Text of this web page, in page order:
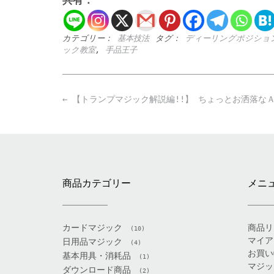
カテゴリー： 基本技法 タグ：
ディーリングポジショ
ック教室, 手品王子
Post
← 【トランプマジック解説編!!】 ちょっとお洒落な
商品カテゴリー
カードマジック (10)
日用品マジック (4)
基本用具・消耗品 (1)
ダウンロード商品 (2)
メニ
商品
マイ
お買
マジ